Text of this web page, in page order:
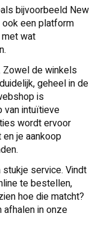
bijvoorbeeld New
ook een platform
wat
Zowel de winkels
geheel in de
is
van intuïtieve
wordt ervoor
je aankoop
service. Vindt
te bestellen,
hoe die matcht?
afhalen in onze